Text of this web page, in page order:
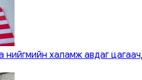
нийгмийн халамж авдаг